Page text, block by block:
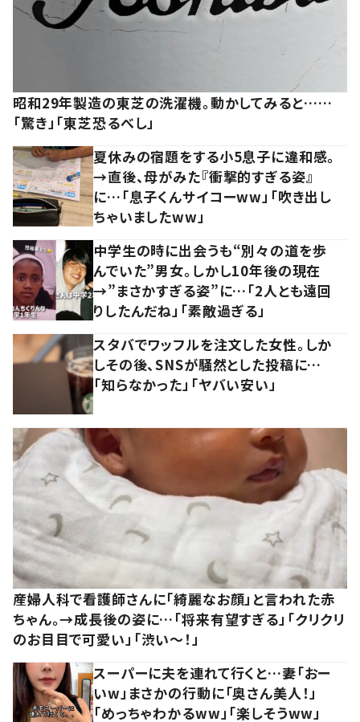
昭和29年製造の東芝の洗濯機。動かしてみると……
「驚き」「東芝恐るべし」
夏休みの宿題をする小5息子に違和感。
→直後、母がみた『衝撃的すぎる姿』
に…「息子くんサイコーww」「吹き出し
ちゃいましたww」
中学生の時に出会うも“別々の道を歩
んでいた”男女。しかし10年後の現在
→”まさかすぎる姿”に…「2人とも遠回
りしたんだね」「素敵過ぎる」
スタバでワッフルを注文した女性。しか
しその後、SNSが騒然とした投稿に…
「知らなかった」「ヤバい安い」
産婦人科で看護師さんに「綺麗なお顔」と言われた赤
ちゃん。→成長後の姿に…「将来有望すぎる」「クリクリ
のお目目で可愛い」「渋い～！」
スーパーに夫を連れて行くと…妻「おー
いw」まさかの行動に「奥さん美人！」
「めっちゃわかるww」「楽しそうww」